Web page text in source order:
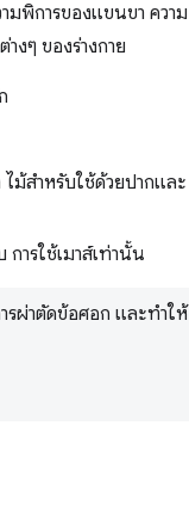
มพิการของแขนขา ความ
งๆ ของร่างกาย
ม้สำหรับใช้ด้วยปากและ
ารใช้เมาส์เท่านั้น
รผ่าตัดข้อศอก และทำให้